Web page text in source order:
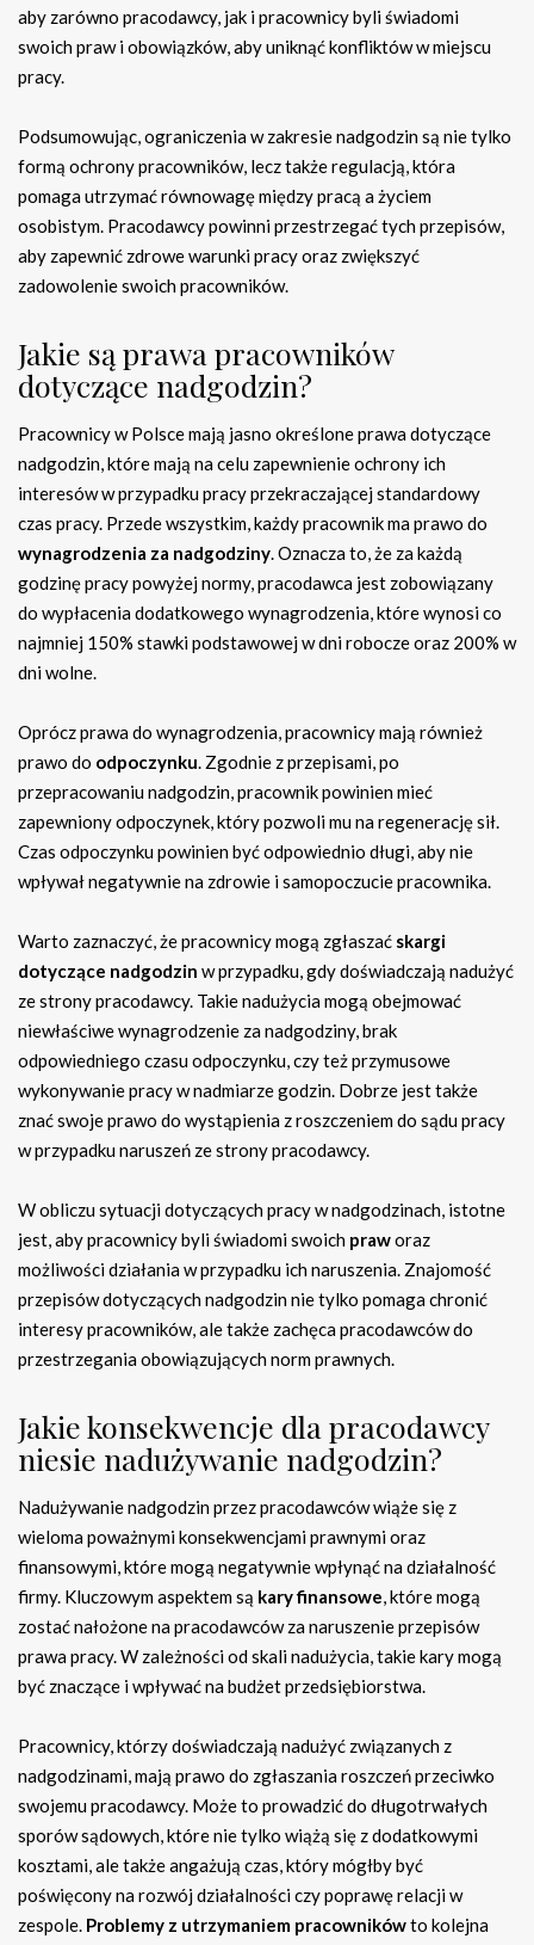
aby zarówno pracodawcy, jak i pracownicy byli świadomi
swoich praw i obowiązków, aby uniknąć konfliktów w miejscu
pracy.
Podsumowując, ograniczenia w zakresie nadgodzin są nie tylko
formą ochrony pracowników, lecz także regulacją, która
pomaga utrzymać równowagę między pracą a życiem
osobistym. Pracodawcy powinni przestrzegać tych przepisów,
aby zapewnić zdrowe warunki pracy oraz zwiększyć
zadowolenie swoich pracowników.
Jakie są prawa pracowników
dotyczące nadgodzin?
Pracownicy w Polsce mają jasno określone prawa dotyczące
nadgodzin, które mają na celu zapewnienie ochrony ich
interesów w przypadku pracy przekraczającej standardowy
czas pracy. Przede wszystkim, każdy pracownik ma prawo do
wynagrodzenia za nadgodziny. Oznacza to, że za każdą
godzinę pracy powyżej normy, pracodawca jest zobowiązany
do wypłacenia dodatkowego wynagrodzenia, które wynosi co
najmniej 150% stawki podstawowej w dni robocze oraz 200% w
dni wolne.
Oprócz prawa do wynagrodzenia, pracownicy mają również
prawo do odpoczynku. Zgodnie z przepisami, po
przepracowaniu nadgodzin, pracownik powinien mieć
zapewniony odpoczynek, który pozwoli mu na regenerację sił.
Czas odpoczynku powinien być odpowiednio długi, aby nie
wpływał negatywnie na zdrowie i samopoczucie pracownika.
Warto zaznaczyć, że pracownicy mogą zgłaszać skargi
dotyczące nadgodzin w przypadku, gdy doświadczają nadużyć
ze strony pracodawcy. Takie nadużycia mogą obejmować
niewłaściwe wynagrodzenie za nadgodziny, brak
odpowiedniego czasu odpoczynku, czy też przymusowe
wykonywanie pracy w nadmiarze godzin. Dobrze jest także
znać swoje prawo do wystąpienia z roszczeniem do sądu pracy
w przypadku naruszeń ze strony pracodawcy.
W obliczu sytuacji dotyczących pracy w nadgodzinach, istotne
jest, aby pracownicy byli świadomi swoich praworaz
możliwości działania w przypadku ich naruszenia. Znajomość
przepisów dotyczących nadgodzin nie tylko pomaga chronić
interesy pracowników, ale także zachęca pracodawców do
przestrzegania obowiązujących norm prawnych.
Jakie konsekwencje dla pracodawcy
niesie nadużywanie nadgodzin?
Nadużywanie nadgodzin przez pracodawców wiąże się z
wieloma poważnymi konsekwencjami prawnymi oraz
finansowymi, które mogą negatywnie wpłynąć na działalność
firmy. Kluczowym aspektem są kary finansowe, które mogą
zostać nałożone na pracodawców za naruszenie przepisów
prawa pracy. W zależności od skali nadużycia, takie kary mogą
być znaczące i wpływać na budżet przedsiębiorstwa.
Pracownicy, którzy doświadczają nadużyć związanych z
nadgodzinami, mają prawo do zgłaszania roszczeń przeciwko
swojemu pracodawcy. Może to prowadzić do długotrwałych
sporów sądowych, które nie tylko wiążą się z dodatkowymi
kosztami, ale także angażują czas, który mógłby być
poświęcony na rozwój działalności czy poprawę relacji w
zespole. Problemy z utrzymaniem pracownikówto kolejna